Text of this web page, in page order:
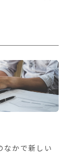
なかで新しい